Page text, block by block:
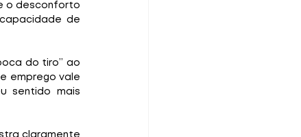
o desconforto
de
do tiro” ao
emprego vale
sentido mais
claramente